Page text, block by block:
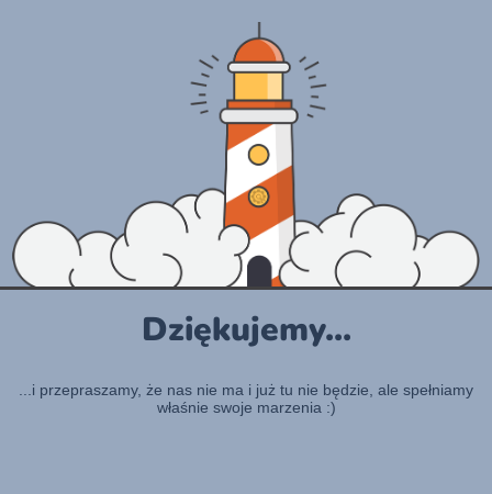
Dziękujemy...
...i przepraszamy, że nas nie ma i już tu nie będzie, ale spełniamy
właśnie swoje marzenia :)